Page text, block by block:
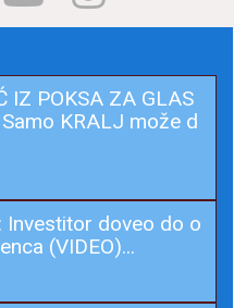
IZ POKSA ZA GLAS
KRALJ može d
Investitor doveo do o
(VIDEO)...